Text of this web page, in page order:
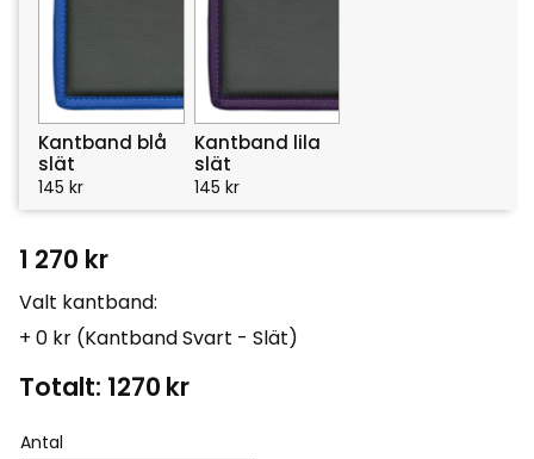
Kantband blå
slät
145 kr
Kantband lila
slät
145 kr
1 270 kr
Valt kantband:
+ 0 kr (Kantband Svart - Slät)
Totalt: 1270 kr
Antal